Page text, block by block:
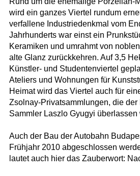
wird ein ganzes Viertel rundum
verfallene Industriedenkmal vom
Jahrhunderts war einst ein
Keramiken und umrahmt von
alte Glanz zurückkehren. Auf 3,5
Künstler- und Studentenviertel
Ateliers und Wohnungen für
Heimat wird das Viertel auch für
Zsolnay-Privatsammlungen, die der
Sammler Laszlo Gyugyi überlassen
Auch der Bau der Autobahn
Frühjahr 2010 abgeschlossen
lautet auch hier das Zauberwort: